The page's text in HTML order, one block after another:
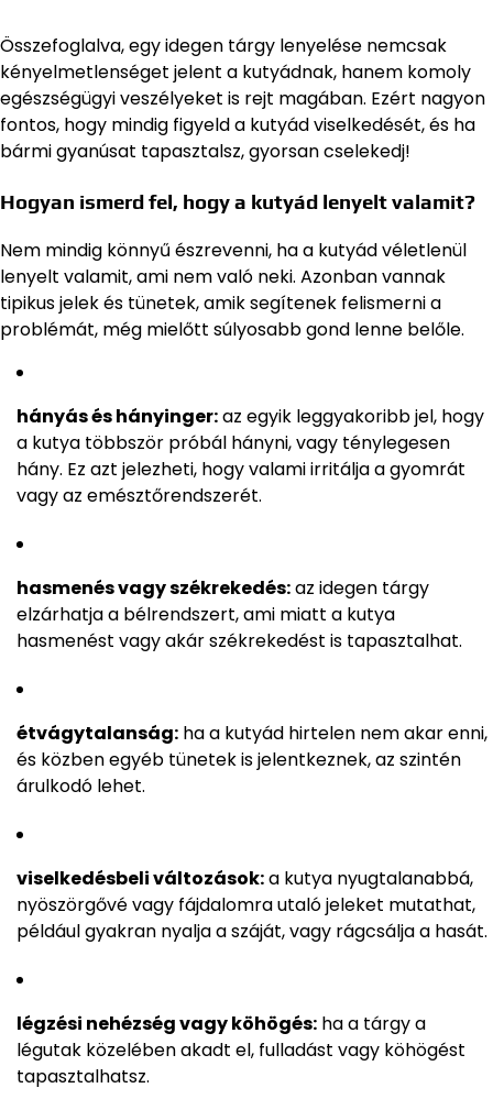
Összefoglalva, egy idegen tárgy lenyelése nemcsak
kényelmetlenséget jelent a kutyádnak, hanem komoly
egészségügyi veszélyeket is rejt magában. Ezért nagyon
fontos, hogy mindig figyeld a kutyád viselkedését, és ha
bármi gyanúsat tapasztalsz, gyorsan cselekedj!
Hogyan ismerd fel, hogy a kutyád lenyelt valamit?
Nem mindig könnyű észrevenni, ha a kutyád véletlenül
lenyelt valamit, ami nem való neki. Azonban vannak
tipikus jelek és tünetek, amik segítenek felismerni a
problémát, még mielőtt súlyosabb gond lenne belőle.
hányás és hányinger:az egyik leggyakoribb jel, hogy
a kutya többször próbál hányni, vagy ténylegesen
hány. Ez azt jelezheti, hogy valami irritálja a gyomrát
vagy az emésztőrendszerét.
hasmenés vagy székrekedés:az idegen tárgy
elzárhatja a bélrendszert, ami miatt a kutya
hasmenést vagy akár székrekedést is tapasztalhat.
étvágytalanság: ha a kutyád hirtelen nem akar enni,
és közben egyéb tünetek is jelentkeznek, az szintén
árulkodó lehet.
viselkedésbeli változások:a kutya nyugtalanabbá,
nyöszörgővé vagy fájdalomra utaló jeleket mutathat,
például gyakran nyalja a száját, vagy rágcsálja a hasát.
légzési nehézség vagy köhögés: ha a tárgy a
légutak közelében akadt el, fulladást vagy köhögést
tapasztalhatsz.